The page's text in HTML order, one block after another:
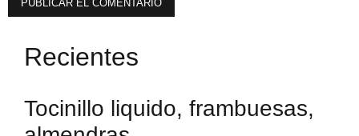
Recientes
Tocinillo liquido, frambuesas,